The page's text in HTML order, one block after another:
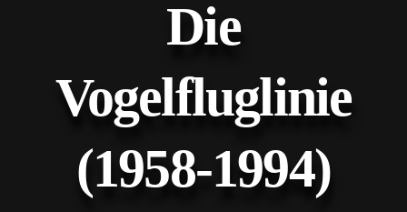
Die
Vogelfluglinie
(1958-1994)